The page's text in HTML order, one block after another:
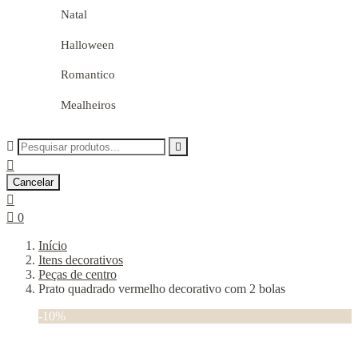
Natal
Halloween
Romantico
Mealheiros
 

Cancelar

 0
Início
Itens decorativos
Peças de centro
Prato quadrado vermelho decorativo com 2 bolas
-10%